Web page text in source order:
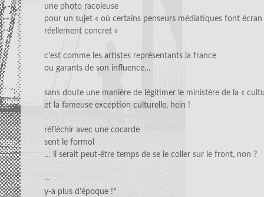
une photo racoleuse
pour un sujet « où certains penseurs médiatiques font écran
réellement concret »
c’est comme les artistes représentants la france
ou garants de son influence…
sans doute une manière de légitimer le ministère de la «
et la fameuse exception culturelle, hein !
réfléchir avec une cocarde
sent le formol
… il serait peut-être temps de se le coller sur le front, non ?
—
y-a plus d’époque !*